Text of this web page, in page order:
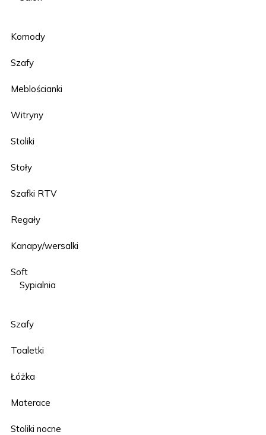
Komody
Szafy
Meblościanki
Witryny
Stoliki
Stoły
Szafki RTV
Regały
Kanapy/wersalki
Soft
Sypialnia
Szafy
Toaletki
Łóżka
Materace
Stoliki nocne